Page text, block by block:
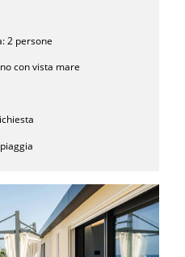
2 persone
con vista mare